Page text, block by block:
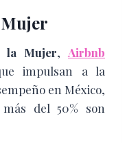
la Mujer, Airbnb
impulsan a la
en México,
del 50% son